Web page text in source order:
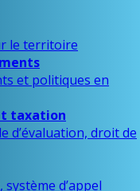
le territoire
et politiques en
taxation
d’évaluation, droit de
système d’appel